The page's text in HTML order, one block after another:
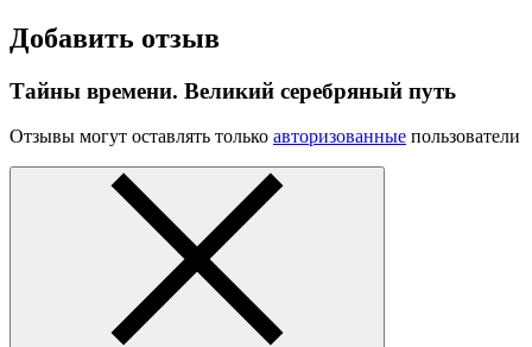
Добавить отзыв
Тайны времени. Великий серебряный путь
Отзывы могут оставлять только авторизованные пользователи